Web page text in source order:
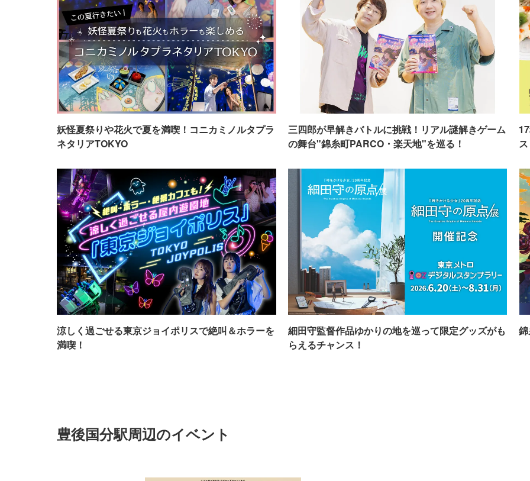
妖怪夏祭りや花火で夏を満喫！コニカミノルタプラ
ネタリアTOKYO
三四郎が早解きバトルに挑戦！リアル謎解きゲーム
の舞台"錦糸町PARCO・楽天地"を巡る！
ス
涼しく過ごせる東京ジョイポリスで絶叫＆ホラーを
満喫！
細田守監督作品ゆかりの地を巡って限定グッズがも
らえるチャンス！
豊後国分駅周辺のイベント